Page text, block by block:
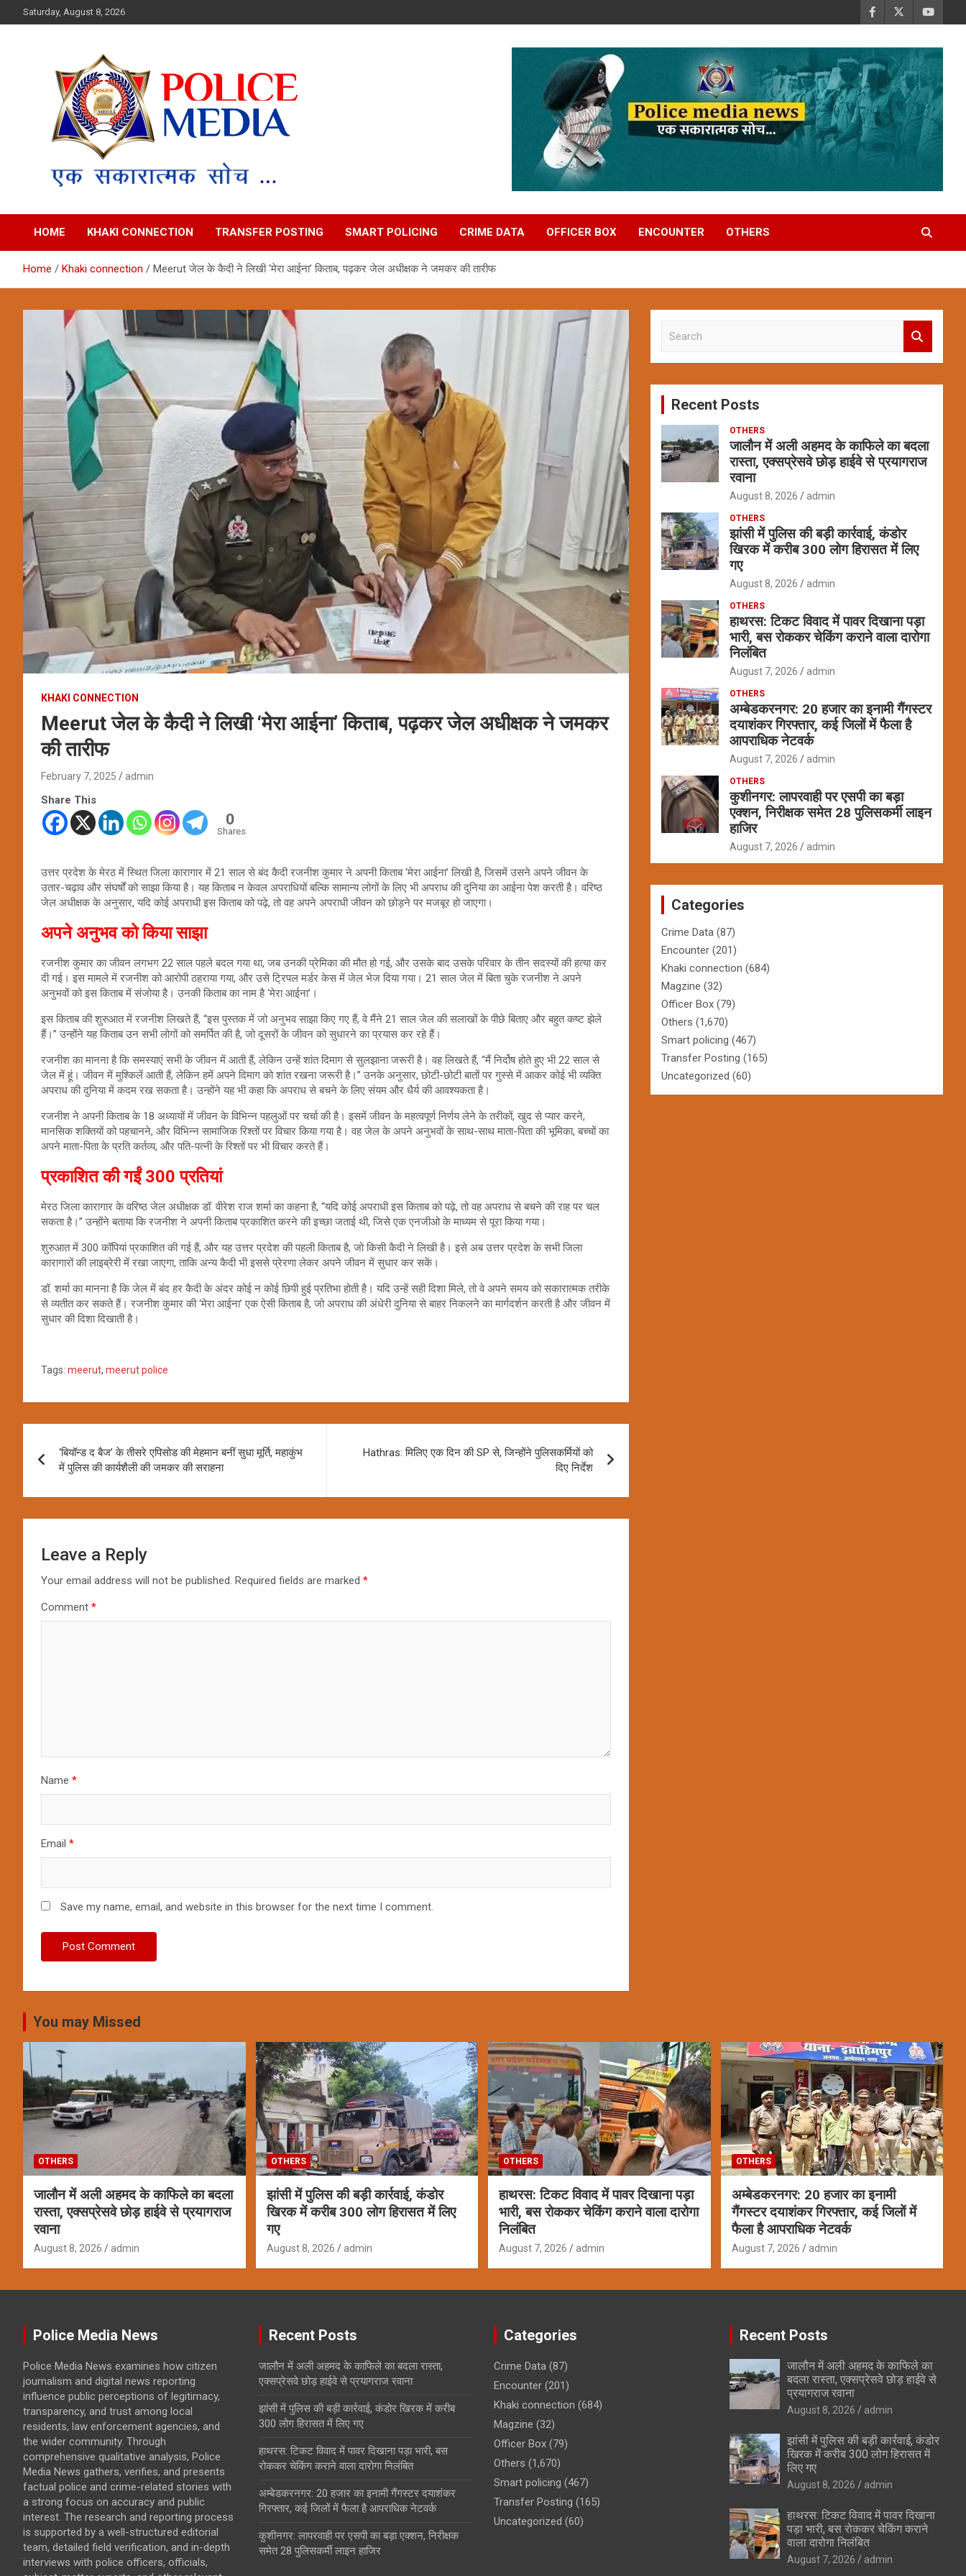
to
Saturday, August 8, 2026
Police Media News
HOME KHAKI CONNECTION TRANSFER POSTING SMART POLICING CRIME DATA OFFICER BOX ENCOUNTER OTHERS
Home Khaki connection Meerut जेल के कैदी ने लिखी ‘मेरा आईना’ किताब, पढ़कर जेल अधीक्षक ने जमकर की तारीफ
KHAKI CONNECTION
Meerut जेल के कैदी ने लिखी ‘मेरा आईना’ किताब, पढ़कर जेल अधीक्षक ने जमकर
की तारीफ
February 7, 2025 admin
Share This
0
Shares
उत्तर प्रदेश के मेरठ में स्थित जिला कारागार में 21 साल से बंद कैदी रजनीश कुमार ने अपनी किताब ‘मेरा आईना’ लिखी है, जिसमें उसने अपने जीवन के
उतार-चढ़ाव और संघर्षों को साझा किया है। यह किताब न केवल अपराधियों बल्कि सामान्य लोगों के लिए भी अपराध की दुनिया का आईना पेश करती है। वरिष्ठ
जेल अधीक्षक के अनुसार, यदि कोई अपराधी इस किताब को पढ़े, तो वह अपने अपराधी जीवन को छोड़ने पर मजबूर हो जाएगा।
अपने अनुभव को किया साझा
रजनीश कुमार का जीवन लगभग 22 साल पहले बदल गया था, जब उनकी प्रेमिका की मौत हो गई, और उसके बाद उसके परिवार के तीन सदस्यों की हत्या कर
दी गई। इस मामले में रजनीश को आरोपी ठहराया गया, और उसे ट्रिपल मर्डर केस में जेल भेज दिया गया। 21 साल जेल में बिता चुके रजनीश ने अपने
अनुभवों को इस किताब में संजोया है। उनकी किताब का नाम है ‘मेरा आईना’।
इस किताब की शुरुआत में रजनीश लिखते हैं, “इस पुस्तक में जो अनुभव साझा किए गए हैं, वे मैंने 21 साल जेल की सलाखों के पीछे बिताए और बहुत कष्ट झेले
हैं।” उन्होंने यह किताब उन सभी लोगों को समर्पित की है, जो दूसरों के जीवन को सुधारने का प्रयास कर रहे हैं।
रजनीश का मानना है कि समस्याएं सभी के जीवन में आती हैं, लेकिन उन्हें शांत दिमाग से सुलझाना जरूरी है। वह लिखते हैं, “मैं निर्दोष होते हुए भी 22 साल से
जेल में हूं। जीवन में मुश्किलें आती हैं, लेकिन हमें अपने दिमाग को शांत रखना जरूरी है।” उनके अनुसार, छोटी-छोटी बातों पर गुस्से में आकर कोई भी व्यक्ति
अपराध की दुनिया में कदम रख सकता है। उन्होंने यह भी कहा कि अपराध से बचने के लिए संयम और धैर्य की आवश्यकता है।
रजनीश ने अपनी किताब के 18 अध्यायों में जीवन के विभिन्न पहलुओं पर चर्चा की है। इसमें जीवन के महत्वपूर्ण निर्णय लेने के तरीकों, खुद से प्यार करने,
मानसिक शक्तियों को पहचानने, और विभिन्न सामाजिक रिश्तों पर विचार किया गया है। वह जेल के अपने अनुभवों के साथ-साथ माता-पिता की भूमिका, बच्चों का
अपने माता-पिता के प्रति कर्तव्य, और पति-पत्नी के रिश्तों पर भी विचार करते हैं।
प्रकाशित की गईं 300 प्रतियां
मेरठ जिला कारागार के वरिष्ठ जेल अधीक्षक डॉ. वीरेश राज शर्मा का कहना है, “यदि कोई अपराधी इस किताब को पढ़े, तो वह अपराध से बचने की राह पर चल
सकता है।” उन्होंने बताया कि रजनीश ने अपनी किताब प्रकाशित करने की इच्छा जताई थी, जिसे एक एनजीओ के माध्यम से पूरा किया गया।
शुरुआत में 300 कॉपियां प्रकाशित की गई हैं, और यह उत्तर प्रदेश की पहली किताब है, जो किसी कैदी ने लिखी है। इसे अब उत्तर प्रदेश के सभी जिला
कारागारों की लाइब्रेरी में रखा जाएगा, ताकि अन्य कैदी भी इससे प्रेरणा लेकर अपने जीवन में सुधार कर सकें।
डॉ. शर्मा का मानना है कि जेल में बंद हर कैदी के अंदर कोई न कोई छिपी हुई प्रतिभा होती है। यदि उन्हें सही दिशा मिले, तो वे अपने समय को सकारात्मक तरीके
से व्यतीत कर सकते हैं। रजनीश कुमार की ‘मेरा आईना’ एक ऐसी किताब है, जो अपराध की अंधेरी दुनिया से बाहर निकलने का मार्गदर्शन करती है और जीवन में
सुधार की दिशा दिखाती है।
Tags: meerut, meerut police
navigation
‘बियॉन्ड द बैज’ के तीसरे एपिसोड की मेहमान बनीं सुधा मूर्ति, महाकुंभ
में पुलिस की कार्यशैली की जमकर की सराहना
Hathras: मिलिए एक दिन की SP से, जिन्होंने पुलिसकर्मियों को
दिए निर्देश
Leave a Reply
Your email address will not be published. Required fields are marked *
Comment *
Name *
Email *
Save my name, email, and website in this browser for the next time I comment.
c
Recent Posts
OTHERS
जालौन में अली अहमद के काफिले का बदला
रास्ता, एक्सप्रेसवे छोड़ हाईवे से प्रयागराज
रवाना
August 8, 2026 admin
OTHERS
झांसी में पुलिस की बड़ी कार्रवाई, कंडोर
खिरक में करीब 300 लोग हिरासत में लिए
गए
August 8, 2026 admin
OTHERS
हाथरस: टिकट विवाद में पावर दिखाना पड़ा
भारी, बस रोककर चेकिंग कराने वाला दारोगा
निलंबित
August 7, 2026 admin
OTHERS
अम्बेडकरनगर: 20 हजार का इनामी गैंगस्टर
दयाशंकर गिरफ्तार, कई जिलों में फैला है
आपराधिक नेटवर्क
August 7, 2026 admin
OTHERS
कुशीनगर: लापरवाही पर एसपी का बड़ा
एक्शन, निरीक्षक समेत 28 पुलिसकर्मी लाइन
हाजिर
August 7, 2026 admin
Categories
Crime Data (87)
Encounter (201)
Khaki connection (684)
Magzine (32)
Officer Box (79)
Others (1,670)
Smart policing (467)
Transfer Posting (165)
Uncategorized (60)
You may Missed
OTHERS
जालौन में अली अहमद के काफिले का बदला
रास्ता, एक्सप्रेसवे छोड़ हाईवे से प्रयागराज
रवाना
August 8, 2026 admin
OTHERS
झांसी में पुलिस की बड़ी कार्रवाई, कंडोर
खिरक में करीब 300 लोग हिरासत में लिए
गए
August 8, 2026 admin
OTHERS
हाथरस: टिकट विवाद में पावर दिखाना पड़ा
भारी, बस रोककर चेकिंग कराने वाला दारोगा
निलंबित
August 7, 2026 admin
OTHERS
अम्बेडकरनगर: 20 हजार का इनामी
गैंगस्टर दयाशंकर गिरफ्तार, कई जिलों में
फैला है आपराधिक नेटवर्क
August 7, 2026 admin
Police Media News
Police Media News examines how citizen
journalism and digital news reporting
influence public perceptions of legitimacy,
transparency, and trust among local
residents, law enforcement agencies, and
the wider community. Through
comprehensive qualitative analysis, Police
Media News gathers, verifies, and presents
factual police and crime-related stories with
a strong focus on accuracy and public
interest. The research and reporting process
is supported by a well-structured editorial
team, detailed field verification, and in-depth
interviews with police officers, officials,
Recent Posts
जालौन में अली अहमद के काफिले का बदला रास्ता,
एक्सप्रेसवे छोड़ हाईवे से प्रयागराज रवाना
झांसी में पुलिस की बड़ी कार्रवाई, कंडोर खिरक में करीब
300 लोग हिरासत में लिए गए
हाथरस: टिकट विवाद में पावर दिखाना पड़ा भारी, बस
रोककर चेकिंग कराने वाला दारोगा निलंबित
अम्बेडकरनगर: 20 हजार का इनामी गैंगस्टर दयाशंकर
गिरफ्तार, कई जिलों में फैला है आपराधिक नेटवर्क
कुशीनगर: लापरवाही पर एसपी का बड़ा एक्शन, निरीक्षक
समेत 28 पुलिसकर्मी लाइन हाजिर
Categories
Crime Data (87)
Encounter (201)
Khaki connection (684)
Magzine (32)
Officer Box (79)
Others (1,670)
Smart policing (467)
Transfer Posting (165)
Uncategorized (60)
Recent Posts
जालौन में अली अहमद के काफिले का
बदला रास्ता, एक्सप्रेसवे छोड़ हाईवे से
प्रयागराज रवाना
August 8, 2026 admin
झांसी में पुलिस की बड़ी कार्रवाई, कंडोर
खिरक में करीब 300 लोग हिरासत में
लिए गए
August 8, 2026 admin
हाथरस: टिकट विवाद में पावर दिखाना
पड़ा भारी, बस रोककर चेकिंग कराने
वाला दारोगा निलंबित
August 7, 2026 admin